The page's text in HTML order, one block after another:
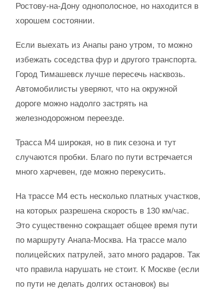
Ростову-на-Дону однополосное, но находится в
хорошем состоянии.
Если выехать из Анапы рано утром, то можно
избежать соседства фур и другого транспорта.
Город Тимашевск лучше пересечь насквозь.
Автомобилисты уверяют, что на окружной
дороге можно надолго застрять на
железнодорожном переезде.
Трасса М4 широкая, но в пик сезона и тут
случаются пробки. Благо по пути встречается
много харчевен, где можно перекусить.
На трассе М4 есть несколько платных участков,
на которых разрешена скорость в 130 км/час.
Это существенно сокращает общее время пути
по маршруту Анапа-Москва. На трассе мало
полицейских патрулей, зато много радаров. Так
что правила нарушать не стоит. К Москве (если
по пути не делать долгих остановок) вы